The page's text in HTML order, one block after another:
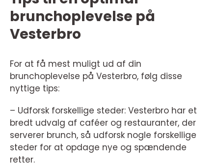
brunchoplevelse på
Vesterbro
For at få mest muligt ud af din
brunchoplevelse på Vesterbro, følg disse
nyttige tips:
– Udforsk forskellige steder: Vesterbro har et
bredt udvalg af caféer og restauranter, der
serverer brunch, så udforsk nogle forskellige
steder for at opdage nye og spændende
retter.